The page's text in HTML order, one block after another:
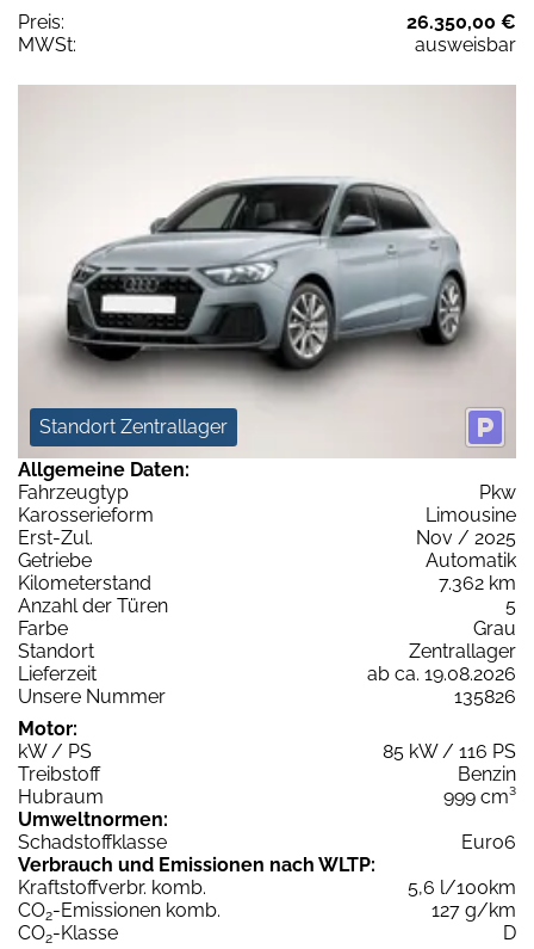
Preis:
26.350,00 €
MWSt:
ausweisbar
Standort Zentrallager
Allgemeine Daten:
Fahrzeugtyp
Pkw
Karosserieform
Limousine
Erst-Zul.
Nov / 2025
Getriebe
Automatik
Kilometerstand
7.362 km
Anzahl der Türen
5
Farbe
Grau
Standort
Zentrallager
Lieferzeit
ab ca. 19.08.2026
Unsere Nummer
135826
Motor:
kW / PS
85 kW / 116 PS
Treibstoff
Benzin
Hubraum
999 cm³
Umweltnormen:
Schadstoffklasse
Euro6
Verbrauch und Emissionen nach WLTP:
Kraftstoffverbr. komb.
5,6 l/100km
CO2-Emissionen komb.
127 g/km
CO2-Klasse
D